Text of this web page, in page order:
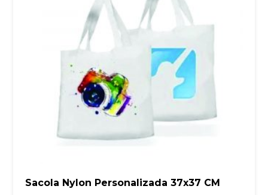
Sacola Nylon Personalizada 37x37 CM